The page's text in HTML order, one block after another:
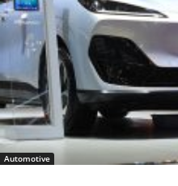
Automotive